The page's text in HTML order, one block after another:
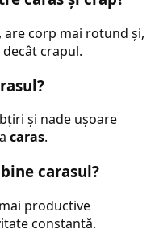
corp mai rotund și,
crapul.
și nade ușoare
caras.
carasul?
productive
constantă.